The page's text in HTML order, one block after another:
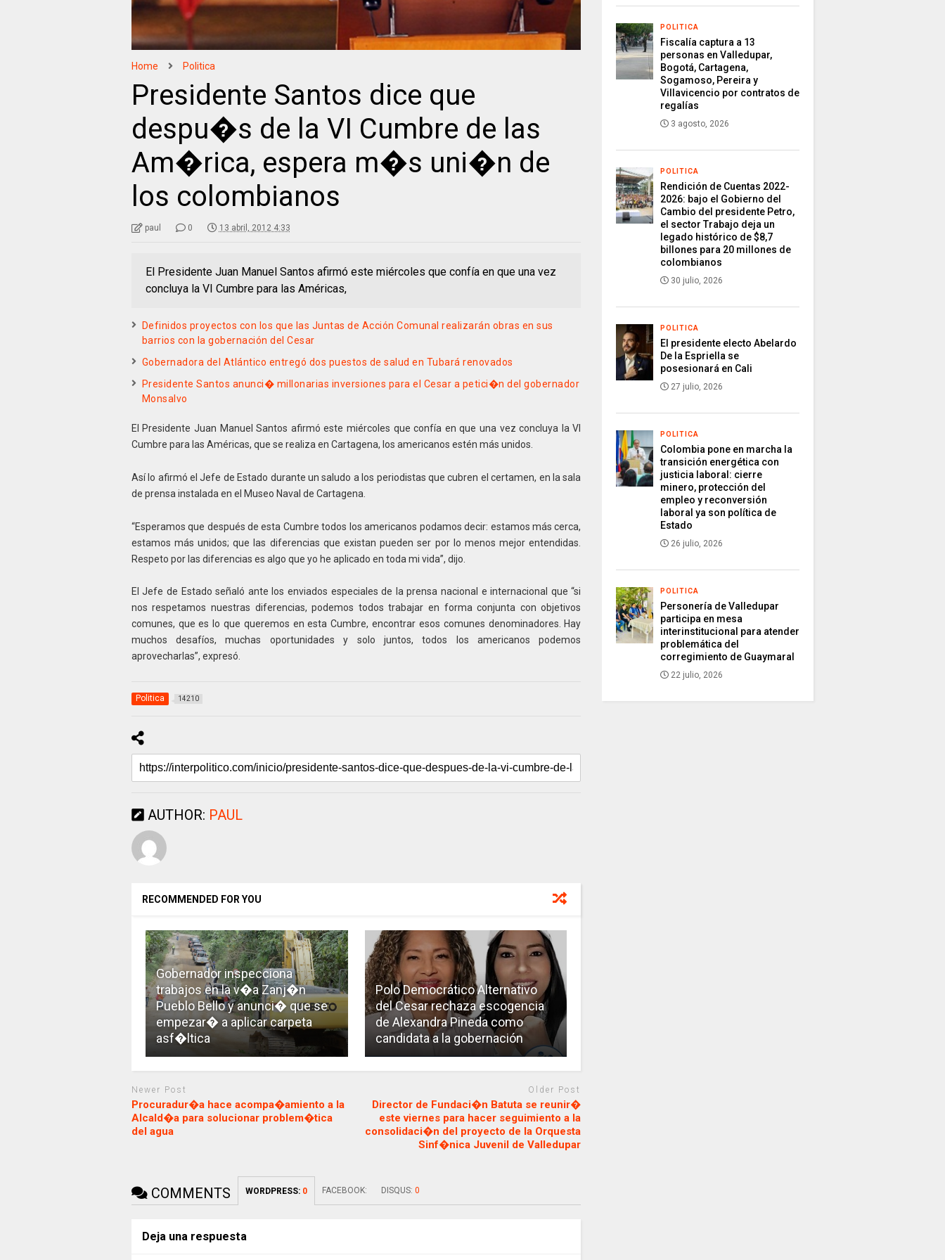
Home Politica
Presidente Santos dice que
despu�s de la VI Cumbre de las
Am�rica, espera m�s uni�n de
los colombianos
paul 0 13 abril, 2012 4:33
El Presidente Juan Manuel Santos afirmó este miércoles que confía en que una vez
concluya la VI Cumbre para las Américas,
Definidos proyectos con los que las Juntas de Acción Comunal realizarán obras en sus
barrios con la gobernación del Cesar
Gobernadora del Atlántico entregó dos puestos de salud en Tubará renovados
Presidente Santos anunci� millonarias inversiones para el Cesar a petici�n del gobernador
Monsalvo
El Presidente Juan Manuel Santos afirmó este miércoles que confía en que una vez concluya la VI
Cumbre para las Américas, que se realiza en Cartagena, los americanos estén más unidos.
Así lo afirmó el Jefe de Estado durante un saludo a los periodistas que cubren el certamen, en la sala
de prensa instalada en el Museo Naval de Cartagena.
“Esperamos que después de esta Cumbre todos los americanos podamos decir: estamos más cerca,
estamos más unidos; que las diferencias que existan pueden ser por lo menos mejor entendidas.
Respeto por las diferencias es algo que yo he aplicado en toda mi vida”, dijo.
El Jefe de Estado señaló ante los enviados especiales de la prensa nacional e internacional que “si
nos respetamos nuestras diferencias, podemos todos trabajar en forma conjunta con objetivos
comunes, que es lo que queremos en esta Cumbre, encontrar esos comunes denominadores. Hay
muchos desafíos, muchas oportunidades y solo juntos, todos los americanos podemos
aprovecharlas”, expresó.
Politica 14210
AUTHOR: PAUL
RECOMMENDED FOR YOU
Gobernador inspecciona
trabajos en la v�a Zanj�n
Pueblo Bello y anunci� que se
empezar� a aplicar carpeta
asf�ltica
Polo Democrático Alternativo
del Cesar rechaza escogencia
de Alexandra Pineda como
candidata a la gobernación
Newer Post
Procuradur�a hace acompa�amiento a la
Alcald�a para solucionar problem�tica
del agua
Older Post
Director de Fundaci�n Batuta se reunir�
este viernes para hacer seguimiento a la
consolidaci�n del proyecto de la Orquesta
Sinf�nica Juvenil de Valledupar
COMMENTS WORDPRESS: 0 FACEBOOK: DISQUS: 0
Deja una respuesta
POLITICA
Fiscalía captura a 13
personas en Valledupar,
Bogotá, Cartagena,
Sogamoso, Pereira y
Villavicencio por contratos de
regalías
3 agosto, 2026
POLITICA
Rendición de Cuentas 2022-
2026: bajo el Gobierno del
Cambio del presidente Petro,
el sector Trabajo deja un
legado histórico de $8,7
billones para 20 millones de
colombianos
30 julio, 2026
POLITICA
El presidente electo Abelardo
De la Espriella se
posesionará en Cali
27 julio, 2026
POLITICA
Colombia pone en marcha la
transición energética con
justicia laboral: cierre
minero, protección del
empleo y reconversión
laboral ya son política de
Estado
26 julio, 2026
POLITICA
Personería de Valledupar
participa en mesa
interinstitucional para atender
problemática del
corregimiento de Guaymaral
22 julio, 2026